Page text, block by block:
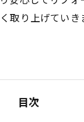
り上げてい
目次